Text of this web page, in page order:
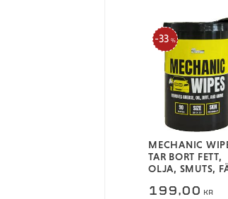
MECHANIC
TAR BORT FETT,
OLJA, SMUTS,
199,00 KR
33 %